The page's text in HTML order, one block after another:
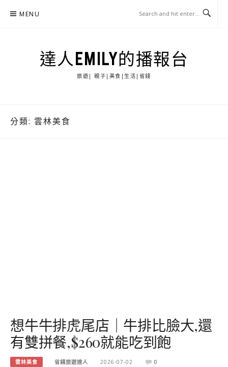
MENU
達人EMILY的播報台
旅遊| 親子|美食|生活|省錢
分類: 雲林美食
想牛牛排虎尾店｜牛排比臉大,還
有雙拼餐,$260就能吃到飽
雲林美食 省錢旅遊達人 2026-07-02 0